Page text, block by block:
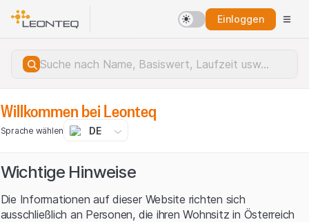
Einloggen
Krypto Marktdaten
Willkommen bei Leonteq
Sprache wählen DE
Wichtige Hinweise
Die Informationen auf dieser Website richten sich
ausschließlich an Personen, die ihren Wohnsitz in Österreich